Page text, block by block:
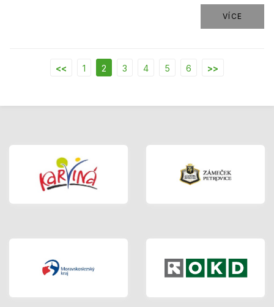
VÍCE
<< 1 2 3 4 5 6 >>